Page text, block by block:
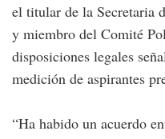
el titular de la Secretaria
y miembro del Comité
disposiciones legales
medición de aspirantes
“Ha habido un acuerdo